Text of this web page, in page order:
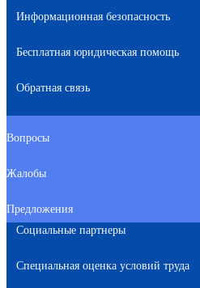
Информационная безопасность
Бесплатная юридическая помощь
Обратная связь
Вопросы
Жалобы
Предложения
Социальные партнеры
Специальная оценка условий труда